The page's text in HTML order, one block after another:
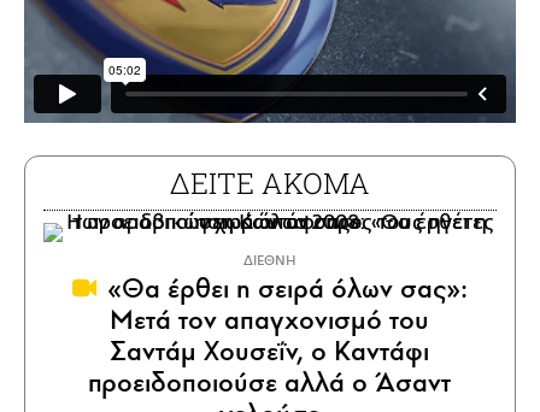
ΔΕΙΤΕ ΑΚΟΜΑ
ΔΙΕΘΝΗ
«Θα έρθει η σειρά όλων σας»:
Μετά τον απαγχονισμό του
Σαντάμ Χουσεΐν, ο Καντάφι
προειδοποιούσε αλλά ο Άσαντ